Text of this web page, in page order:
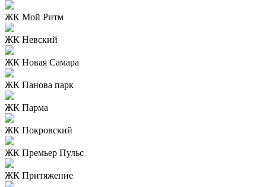
ЖК Мой Ритм
ЖК Невский
ЖК Новая Самара
ЖК Панова парк
ЖК Парма
ЖК Покровский
ЖК Премьер Пульс
ЖК Притяжение